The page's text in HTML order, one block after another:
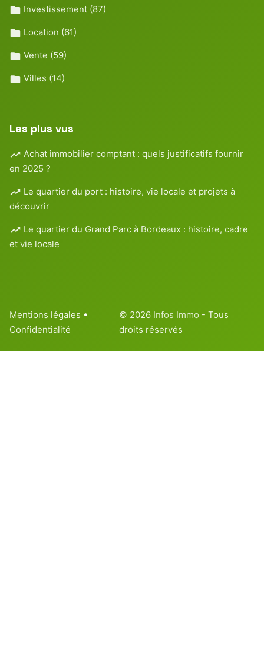
Investissement (87)
Location (61)
Vente (59)
Villes (14)
Les plus vus
Achat immobilier comptant : quels justificatifs fournir
en 2025 ?
Le quartier du port : histoire, vie locale et projets à
découvrir
Le quartier du Grand Parc à Bordeaux : histoire, cadre
et vie locale
Mentions légales •
Confidentialité
© 2026 Infos Immo - Tous
droits réservés